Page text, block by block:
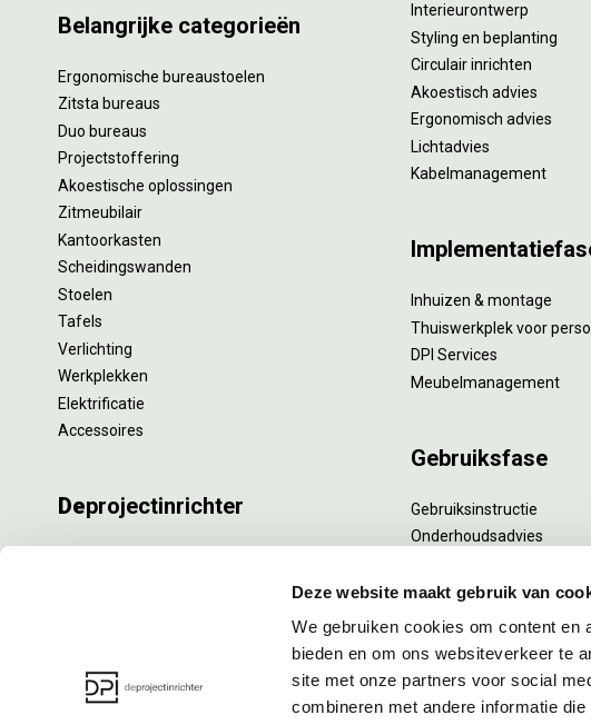
Deze website maakt gebruik van
We gebruiken cookies om content en
bieden en om ons websiteverkeer te
site met onze partners voor social
combineren met andere informatie
Belangrijke categorieën
Ergonomische bureaustoelen
Zitsta bureaus
Duo bureaus
Projectstoffering
Akoestische oplossingen
Zitmeubilair
Kantoorkasten
Scheidingswanden
Stoelen
Tafels
Verlichting
Werkplekken
Elektrificatie
Accessoires
Deprojectinrichter
Interieurontwerp
Styling en beplanting
Circulair inrichten
Akoestisch advies
Ergonomisch advies
Lichtadvies
Kabelmanagement
Inhuizen & montage
Thuiswerkplek voor
DPI Services
Meubelmanagement
Gebruiksfase
Gebruiksinstructie
Onderhoudsadvies
Specialistische reiniging
Refurbishment
Interne verhuizing